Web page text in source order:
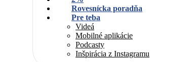
Rovesnícka poradňa
Pre teba
Videá
Mobilné aplikácie
Podcasty
Inšpirácia z Instagramu